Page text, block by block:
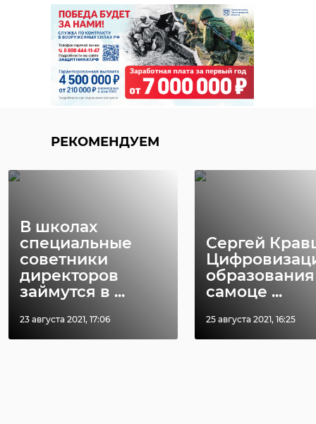
РЕКОМЕНДУЕМ
В школах
специальные
советники
директоров
займутся в ...
23 августа 2021, 17:06
Сергей
самоце ...
25 августа 2021, 16:25